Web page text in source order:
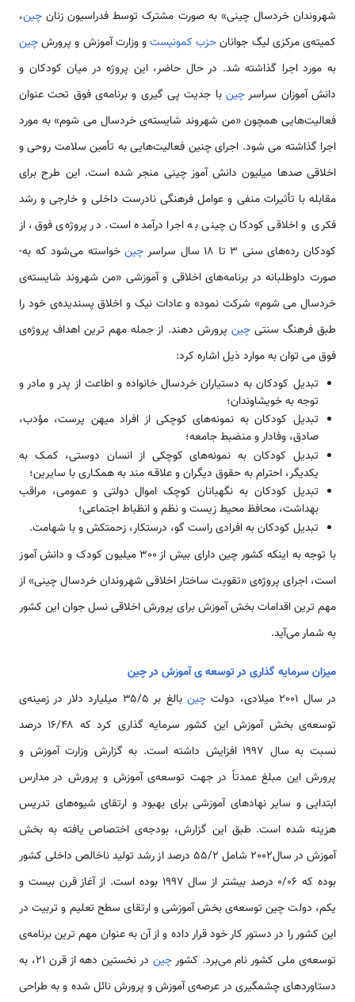
شهروندان خردسال چینی» به­ صورت مشترک توسط فدراسیون زنان چین،
کمیته‌ی مرکزی لیگ جوانانحزب کمونیستو وزارت آموزش و پرورشچین
به مورد اجرا گذاشته شد. در حال­ حاضر، این پروژه در میان کودکان و
دانش آموزان سراسرچین با جدیت پی گیری و برنامه‌ی فوق تحت عنوان
فعالیت­‌هایی هم­چون «من شهروند شایسته‌ی خردسال می­ شوم» به مورد
اجرا گذاشته می­ شود. اجرای چنین فعالیت­‌هایی به تأمین سلامت روحی و
اخلاقی صدها میلیون دانش آموز چینی منجر شده است. این طرح برای
مقابله با تأثیرات منفی و عوامل فرهنگی نادرست داخلی و خارجی و رشد
فکری و اخلاقی کودکان چینی به اجرا درآمده است. در پروژه­‌ی فوق، از
کودکان رده­‌های سنی 3 تا 18 سال سراسر
چینخواسته می‌شود که به­
صورت داوطلبانه در برنامه‌های اخلاقی و آموزشی «من شهروند شایسته‌ی
خردسال می­ شوم» شرکت نموده و عادات نیک و اخلاق پسندیده‌ی خود را
طبق فرهنگ سنتیچین پرورش دهند. از جمله مهم ترین اهداف پروژه­‌ی
فوق می­ توان به موارد ذیل اشاره کرد:
تبدیل کودکان به دستیاران خردسال خانواده و اطاعت از پدر و مادر و
توجه به خویشاوندان؛
تبدیل کودکان به نمونه‌های کوچکی از افراد میهن پرست، مؤدب،
صادق، وفادار و منضبط جامعه؛
تبدیل کودکان به نمونه‌های کوچکی از انسان دوستی، کمـک به
یکدیگر، احترام به حقوق دیگران و علاقـه مند به همکـاری با سایرین؛
تبدیل کودکان به نگهبانان کوچک اموال دولتی و عمومی، مراقب
بهداشت، محافظ محیط زیست و نظم و انظباط اجتماعی؛
تبدیل کودکان به افرادی راست گو، درستکار، زحمتکش و با شهامت.
با توجه به این­که کشور چین دارای بیش از 300 میلیون کودک و دانش آموز
است، اجرای پروژه­‌ی «تقویت ساختار اخلاقی شهروندان خردسال چینی» از
مهم ترین اقدامات بخش آموزش برای پرورش اخلاقی نسل جوان این کشور
به شمار می‌آید.
میزان سرمایه گذاری در توسعه ی آموزش در چین
در سال 2001 میلادی، دولت
چین
بالغ بر ۳۵/۵ میلیارد دلار در زمینه‌ی
توسعه‌ی بخش آموزش این کشور سرمایه گذاری کرد که ۱۶/۴۸ درصد
نسبت به سال 1997 افزایش داشته است. به گزارش وزارت آموزش و
پرورش این مبلغ عمدتاً در جهت توسعه‌ی آموزش و پرورش در مدارس
ابتدایی و سایر نهادهای آموزشی برای بهبود و ارتقای شیوه‌های تدریس
هزینه شده است. طبق این گزارش، بودجه‌ی اختصاص یافته به بخش
آموزش در سال2002 شامل 55/2 درصد از رشد تولید ناخالص داخلی کشور
بوده که ۰/۰۶ درصد بیشتر از سال 1997 بوده است. از آغاز قرن بیست و
یکم، دولت چین توسعه‌ی بخش آموزشی و ارتقای سطح تعلیم و تربیت در
این کشور را در دستور کار خود قرار داده و از آن به­ عنوان مهم ترین برنامه‌ی
توسعه‌ی ملی کشور نام می‌برد. کشورچین
در نخستین دهه از قرن 21، به
دستاوردهای چشمگیری در عرصه‌ی آموزش و پرورش نائل شده و به طراحی